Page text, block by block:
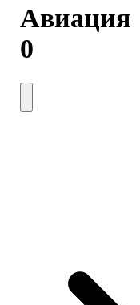
Авиация
0